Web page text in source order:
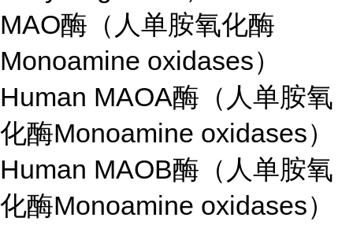
MAO酶（人单胺氧化酶
Monoamine oxidases）
Human MAOA酶（人单胺氧
化酶Monoamine oxidases）
Human MAOB酶（人单胺氧
化酶Monoamine oxidases）